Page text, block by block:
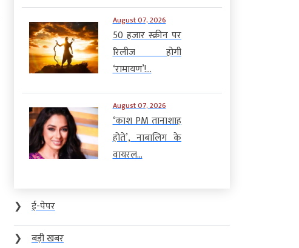
August 07, 2026
50 हजार स्क्रीन पर
रिलीज होगी
‘रामायण’!...
August 07, 2026
‘काश PM तानाशाह
होते’, नाबालिग के
वायरल...
❯
ई-पेपर
❯
बड़ी खबर